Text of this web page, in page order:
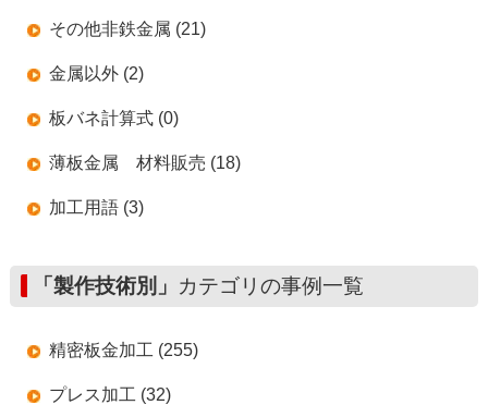
その他非鉄金属 (21)
金属以外 (2)
板バネ計算式 (0)
薄板金属 材料販売 (18)
加工用語 (3)
「製作技術別」 カテゴリの事例一覧
精密板金加工 (255)
プレス加工 (32)